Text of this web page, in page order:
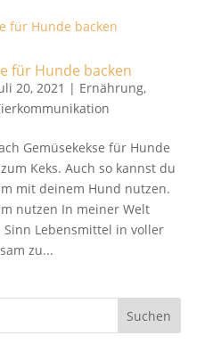
für Hunde backen
20, 2021 | Ernährung,
Gemüsekekse für Hunde
Keks. Auch so kannst du
mit deinem Hund nutzen.
nutzen In meiner Welt
Sinn Lebensmittel in voller
zu...